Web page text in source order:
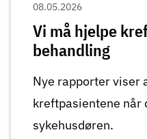
08.05.2026
Vi må hjelpe
behandling
Nye rapporter viser
kreftpasientene når
sykehusdøren.